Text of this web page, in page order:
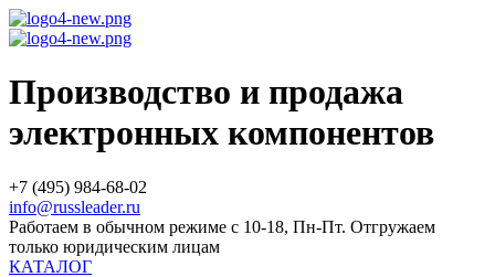
Производство и продажа
электронных компонентов
+7 (495) 984-68-02
info@russleader.ru
Работаем в обычном режиме с 10-18, Пн-Пт. Отгружаем
только юридическим лицам
КАТАЛОГ